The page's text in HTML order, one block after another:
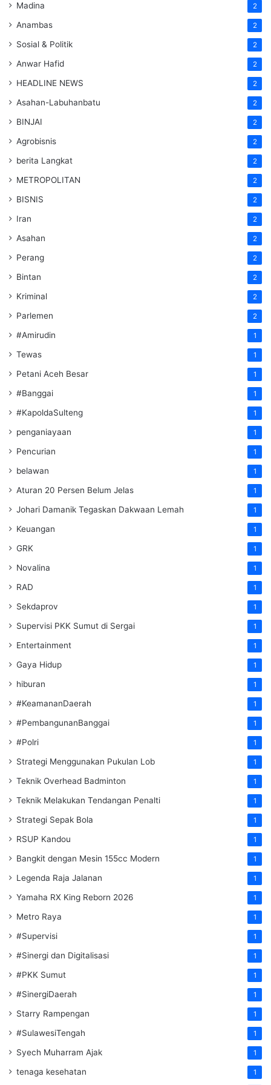
Madina 2
Anambas 2
Sosial & Politik 2
Anwar Hafid 2
HEADLINE NEWS 2
Asahan-Labuhanbatu 2
BINJAI 2
Agrobisnis 2
berita Langkat 2
METROPOLITAN 2
BISNIS 2
Iran 2
Asahan 2
Perang 2
Bintan 2
Kriminal 2
Parlemen 2
#Amirudin 1
Tewas 1
Petani Aceh Besar 1
#Banggai 1
#KapoldaSulteng 1
penganiayaan 1
Pencurian 1
belawan 1
Aturan 20 Persen Belum Jelas 1
Johari Damanik Tegaskan Dakwaan Lemah 1
Keuangan 1
GRK 1
Novalina 1
RAD 1
Sekdaprov 1
Supervisi PKK Sumut di Sergai 1
Entertainment 1
Gaya Hidup 1
hiburan 1
#KeamananDaerah 1
#PembangunanBanggai 1
#Polri 1
Strategi Menggunakan Pukulan Lob 1
Teknik Overhead Badminton 1
Teknik Melakukan Tendangan Penalti 1
Strategi Sepak Bola 1
RSUP Kandou 1
Bangkit dengan Mesin 155cc Modern 1
Legenda Raja Jalanan 1
Yamaha RX King Reborn 2026 1
Metro Raya 1
#Supervisi 1
#Sinergi dan Digitalisasi 1
#PKK Sumut 1
#SinergiDaerah 1
Starry Rampengan 1
#SulawesiTengah 1
Syech Muharram Ajak 1
tenaga kesehatan 1